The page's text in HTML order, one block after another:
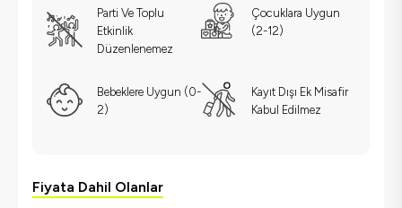
Parti Ve Toplu
Etkinlik
Düzenlenemez
Çocuklara Uygun
(2-12)
Bebeklere Uygun (0-
2)
Kayıt Dışı Ek Misafir
Kabul Edilmez
Fiyata Dahil Olanlar